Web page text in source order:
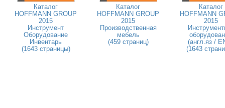
Каталог
HOFFMANN GROUP
2015
Инструмент
Оборудование
Инвентарь
(1643 страницы)
Каталог
HOFFMANN GROUP
2015
Производственная
мебель
(459 страниц)
Каталог
HOFFMANN
2015
(англ.яз /
(1643